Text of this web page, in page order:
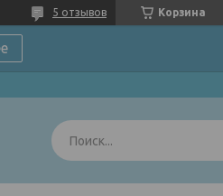
Корзина
5 отзывов